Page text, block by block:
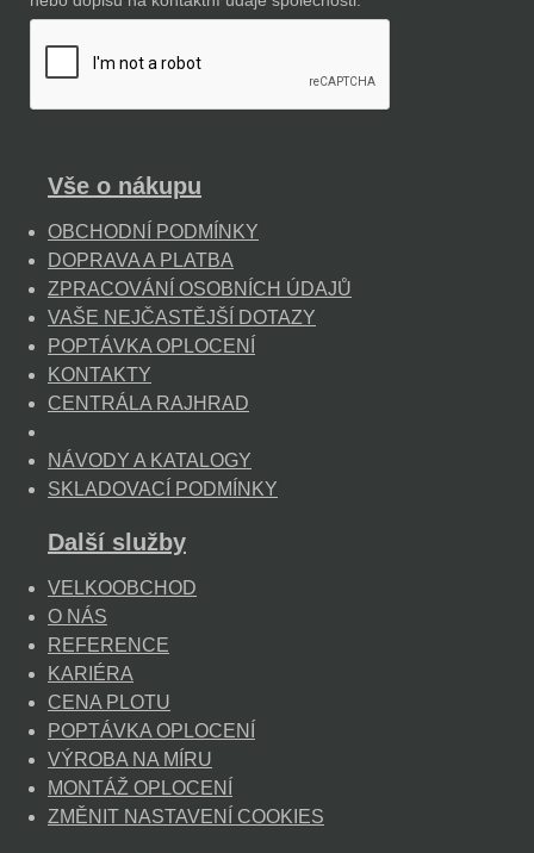
Vše o nákupu
OBCHODNÍ PODMÍNKY
DOPRAVA A PLATBA
ZPRACOVÁNÍ OSOBNÍCH ÚDAJŮ
VAŠE NEJČASTĚJŠÍ DOTAZY
POPTÁVKA OPLOCENÍ
KONTAKTY
CENTRÁLA RAJHRAD
NÁVODY A KATALOGY
SKLADOVACÍ PODMÍNKY
Další služby
VELKOOBCHOD
O NÁS
REFERENCE
KARIÉRA
CENA PLOTU
POPTÁVKA OPLOCENÍ
VÝROBA NA MÍRU
MONTÁŽ OPLOCENÍ
ZMĚNIT NASTAVENÍ COOKIES